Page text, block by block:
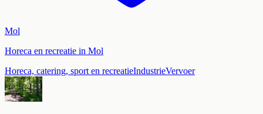
Mol
Horeca en recreatie in Mol
Horeca, catering, sport en recreatieIndustrieVervoer